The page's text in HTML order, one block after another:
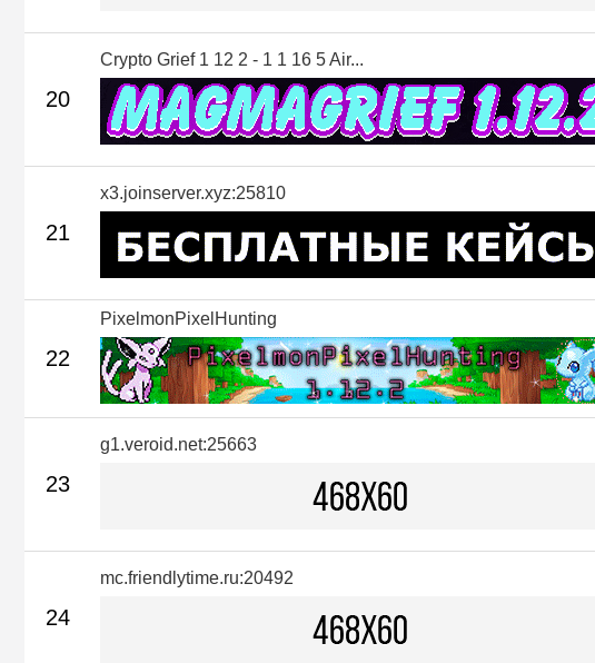
20
Crypto Grief 1 12 2 - 1 1 16 5 Air...
21
x3.joinserver.xyz:25810
22
PixelmonPixelHunting
23
g1.veroid.net:25663
24
mc.friendlytime.ru:20492